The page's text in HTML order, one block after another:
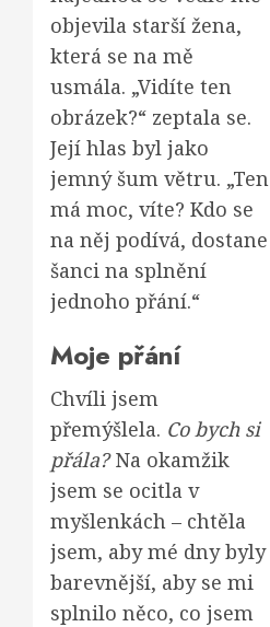
objevila starší žena,
která se na mě
usmála. „Vidíte ten
obrázek?“ zeptala se.
Její hlas byl jako
jemný šum větru. „Ten
má moc, víte? Kdo se
na něj podívá, dostane
šanci na splnění
jednoho přání.“
Moje přání
Chvíli jsem
přemýšlela. Co bych si
přála?Na okamžik
jsem se ocitla v
myšlenkách – chtěla
jsem, aby mé dny byly
barevnější, aby se mi
splnilo něco, co jsem